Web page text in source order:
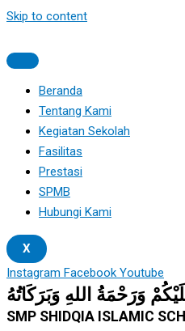
Skip to content
Beranda
Tentang Kami
Kegiatan Sekolah
Fasilitas
Prestasi
SPMB
Hubungi Kami
X
Instagram Facebook Youtube
وَرَحْمَةُ اللهِ وَبَرَكَاتُهُ
SMP SHIDQIA ISLAMIC